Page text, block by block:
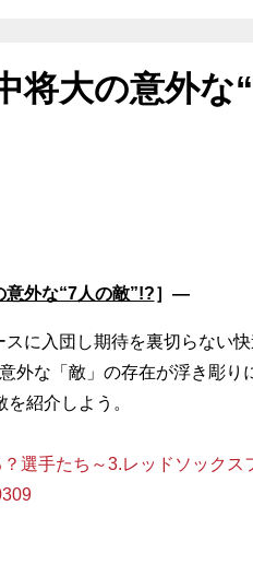
将大の意外な
外な“7人の敵”!?］―
に入団し期待を裏切らない
外な「敵」の存在が浮き彫
紹介しよう。
選手たち～3.レッドソックス